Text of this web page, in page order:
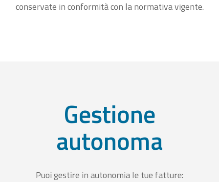
conservate in conformità con la normativa vigente.
Gestione
autonoma
Puoi gestire in autonomia le tue fatture: